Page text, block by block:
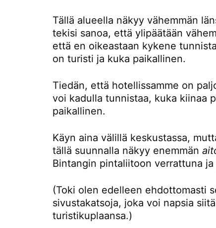
Tällä alueella näkyy vähemmän
tekisi sanoa, että ylipäätään
että en oikeastaan kykene
on turisti ja kuka paikallinen.
Tiedän, että hotellissamme on
voi kadulla tunnistaa, kuka kiinaa
paikallinen.
Käyn aina välillä keskustassa,
tällä suunnalla näkyy enemmän
Bintangin pintaliitoon verrattuna
(Toki olen edelleen ehdottomasti
sivustakatsoja, joka voi napsia
turistikuplaansa.)